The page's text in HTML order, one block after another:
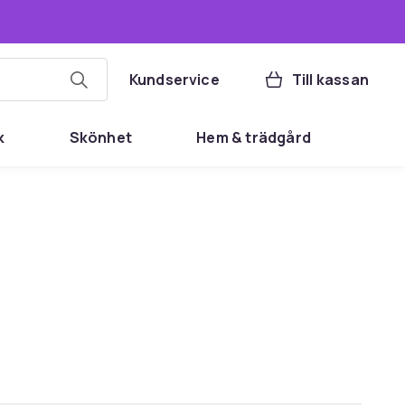
Kundservice Till kassan
Skönhet Hem & trädgård